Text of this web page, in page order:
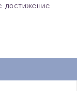
достижение